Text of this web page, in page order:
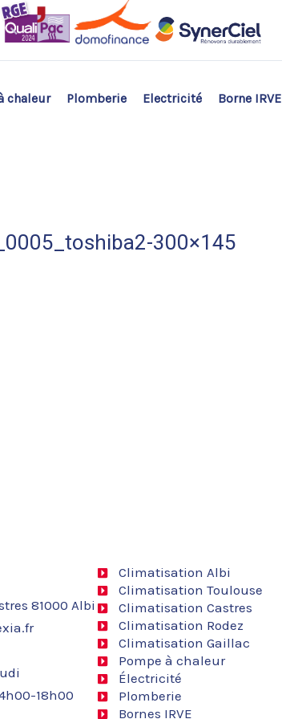
chaleur Plomberie Electricité Borne IRVE
300×145
81000 Albi
18h00
Climatisation Albi
Climatisation Toulouse
Climatisation Castres
Climatisation Rodez
Climatisation Gaillac
Pompe à chaleur
Électricité
Plomberie
Bornes IRVE